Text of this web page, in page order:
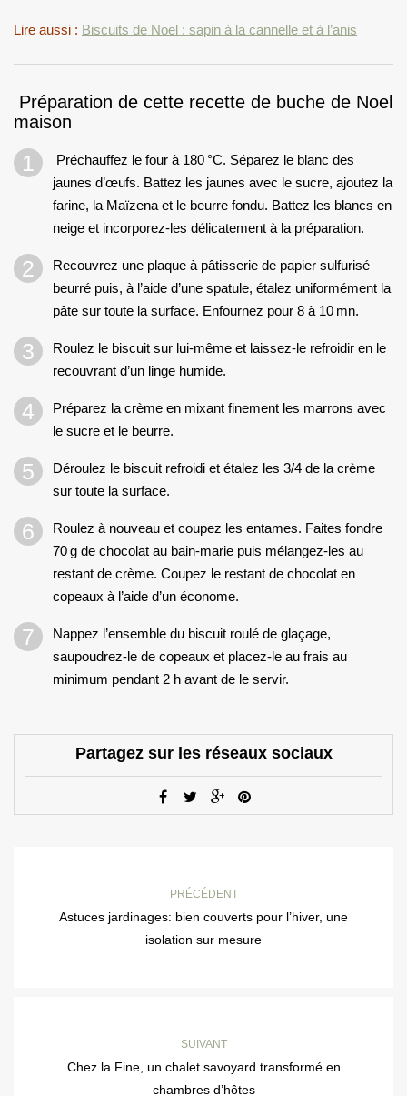
Lire aussi : Biscuits de Noel : sapin à la cannelle et à l’anis
Préparation de cette recette de buche de Noel
maison
Préchauffez le four à 180 °C. Séparez le blanc des
jaunes d’œufs. Battez les jaunes avec le sucre, ajoutez la
farine, la Maïzena et le beurre fondu. Battez les blancs en
neige et incorporez-les délicatement à la préparation.
Recouvrez une plaque à pâtisserie de papier sulfurisé
beurré puis, à l’aide d’une spatule, étalez uniformément la
pâte sur toute la surface. Enfournez pour 8 à 10 mn.
Roulez le biscuit sur lui-même et laissez-le refroidir en le
recouvrant d’un linge humide.
Préparez la crème en mixant finement les marrons avec
le sucre et le beurre.
Déroulez le biscuit refroidi et étalez les 3/4 de la crème
sur toute la surface.
Roulez à nouveau et coupez les entames. Faites fondre
70 g de chocolat au bain-marie puis mélangez-les au
restant de crème. Coupez le restant de chocolat en
copeaux à l’aide d’un économe.
Nappez l’ensemble du biscuit roulé de glaçage,
saupoudrez-le de copeaux et placez-le au frais au
minimum pendant 2 h avant de le servir.
Partagez sur les réseaux sociaux
PRÉCÉDENT
Astuces jardinages: bien couverts pour l’hiver, une
isolation sur mesure
SUIVANT
Chez la Fine, un chalet savoyard transformé en
chambres d’hôtes